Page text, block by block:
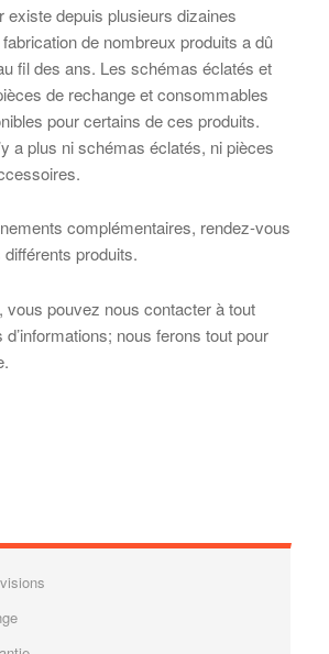
existe depuis plusieurs dizaines
fabrication de nombreux produits a dû
fil des ans. Les schémas éclatés et
de rechange et consommables
pour certains de ces produits.
a plus ni schémas éclatés, ni pièces
complémentaires, rendez-vous
produits.
vous pouvez nous contacter à tout
nous ferons tout pour